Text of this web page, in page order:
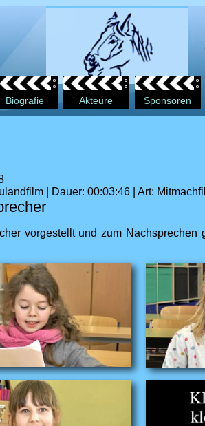
Biografie Akteure Sponsoren
| Dauer: 00:03:46 | Art:
vorgestellt und zum